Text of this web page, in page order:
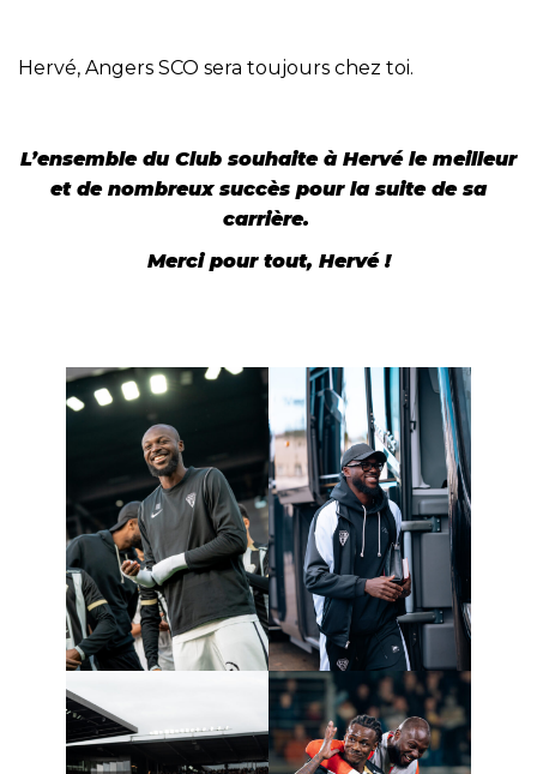
Hervé, Angers SCO sera toujours chez toi.
L’ensemble du Club souhaite à Hervé le meilleur
et de nombreux succès pour la suite de sa
carrière.
Merci pour tout, Hervé !